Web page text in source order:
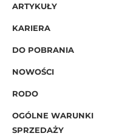
ARTYKUŁY
KARIERA
DO POBRANIA
NOWOŚCI
RODO
OGÓLNE WARUNKI
SPRZEDAŻY